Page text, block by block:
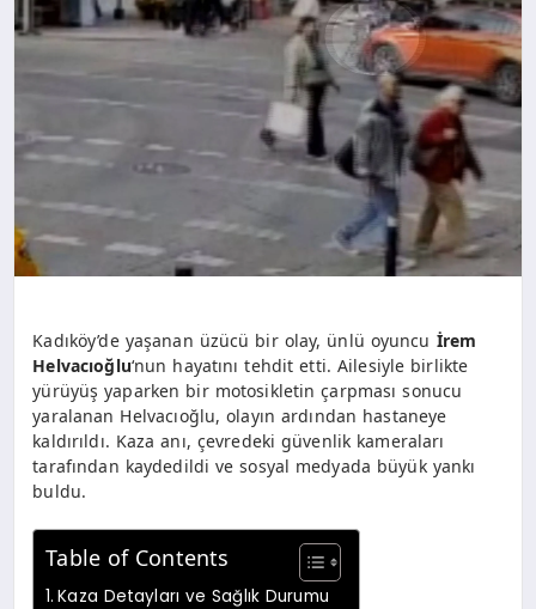
Kadıköy’de yaşanan üzücü bir olay, ünlü oyuncu İrem
Helvacıoğlu‘nun hayatını tehdit etti. Ailesiyle birlikte
yürüyüş yaparken bir motosikletin çarpması sonucu
yaralanan Helvacıoğlu, olayın ardından hastaneye
kaldırıldı. Kaza anı, çevredeki güvenlik kameraları
tarafından kaydedildi ve sosyal medyada büyük yankı
buldu.
Table of Contents
Kaza Detayları ve Sağlık Durumu